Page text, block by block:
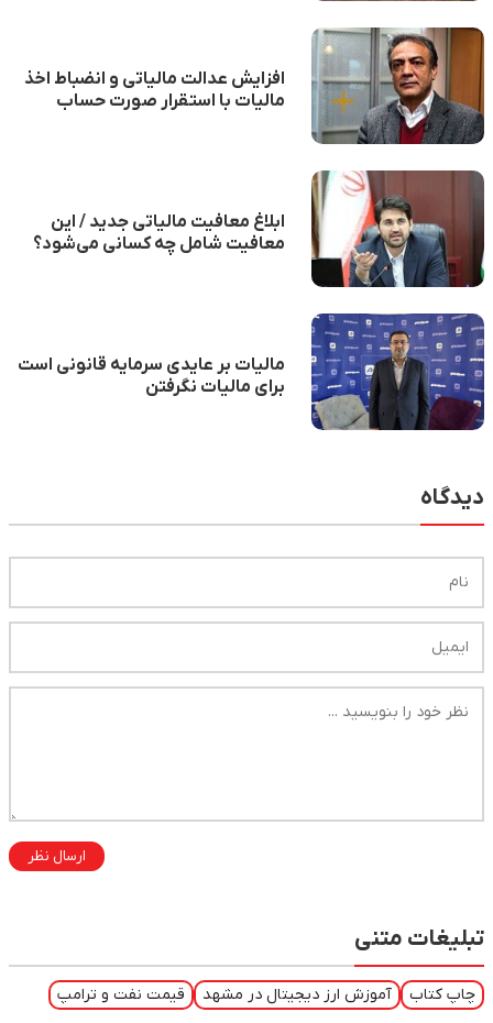
افزایش عدالت مالیاتی و انضباط اخذ
مالیات با استقرار صورت حساب
ابلاغ معافیت مالیاتی جدید / این
معافیت شامل چه کسانی می‌شود؟
مالیات بر عایدی سرمایه قانونی است
برای مالیات نگرفتن
دیدگاه
ارسال نظر
تبلیغات متنی
چاپ کتاب آموزش ارز دیجیتال در مشهد قیمت نفت و ترامپ